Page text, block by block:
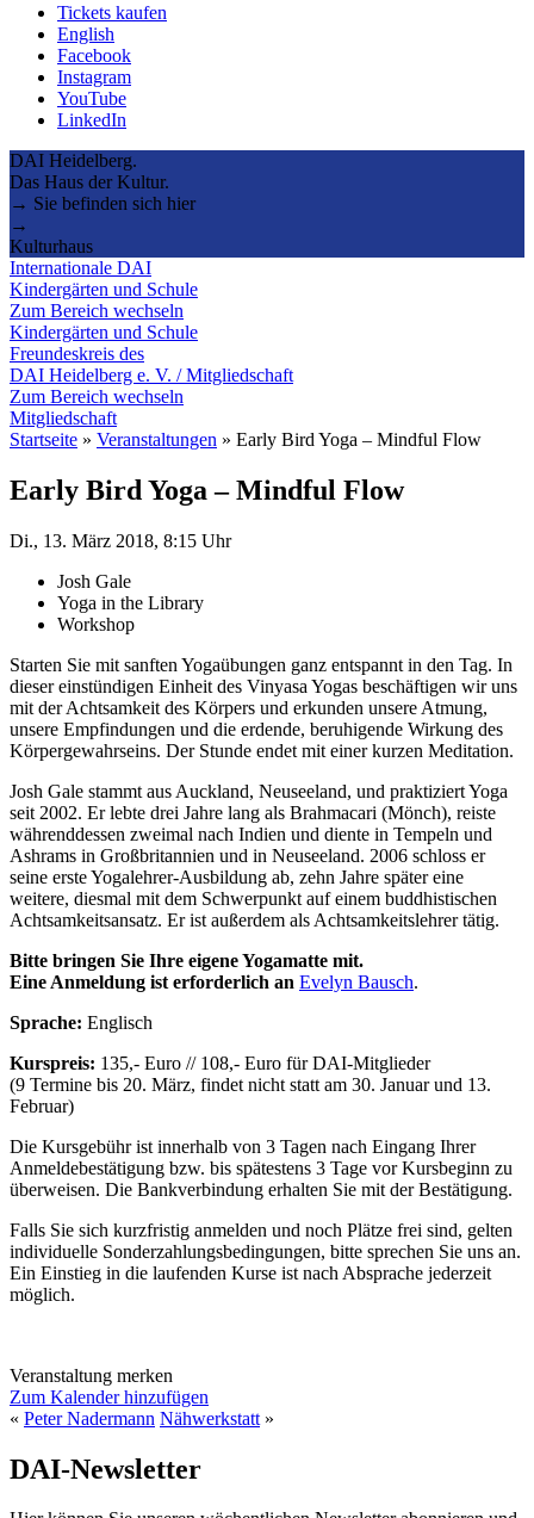
Tickets kaufen
English
Facebook
Instagram
YouTube
LinkedIn
DAI Heidelberg.
Das Haus der Kultur.
→ Sie befinden sich hier
→
Kulturhaus
Internationale DAI
Kindergärten und Schule
Zum Bereich wechseln
Kindergärten und Schule
Freundeskreis des
DAI Heidelberg e. V. / Mitgliedschaft
Zum Bereich wechseln
Mitgliedschaft
Startseite » Veranstaltungen » Early Bird Yoga – Mindful Flow
Early Bird Yoga – Mindful Flow
Di., 13. März 2018, 8:15 Uhr
Josh Gale
Yoga in the Library
Workshop
Starten Sie mit sanften Yogaübungen ganz entspannt in den Tag. In
dieser einstündigen Einheit des Vinyasa Yogas beschäftigen wir uns
mit der Achtsamkeit des Körpers und erkunden unsere Atmung,
unsere Empfindungen und die erdende, beruhigende Wirkung des
Körpergewahrseins. Der Stunde endet mit einer kurzen Meditation.
Josh Gale stammt aus Auckland, Neuseeland, und praktiziert Yoga
seit 2002. Er lebte drei Jahre lang als Brahmacari (Mönch), reiste
währenddessen zweimal nach Indien und diente in Tempeln und
Ashrams in Großbritannien und in Neuseeland. 2006 schloss er
seine erste Yogalehrer-Ausbildung ab, zehn Jahre später eine
weitere, diesmal mit dem Schwerpunkt auf einem buddhistischen
Achtsamkeitsansatz. Er ist außerdem als Achtsamkeitslehrer tätig.
Bitte bringen Sie Ihre eigene Yogamatte mit.
Eine Anmeldung ist erforderlich an Evelyn Bausch.
Sprache: Englisch
Kurspreis: 135,- Euro // 108,- Euro für DAI-Mitglieder
(9 Termine bis 20. März, findet nicht statt am 30. Januar und 13.
Februar)
Die Kursgebühr ist innerhalb von 3 Tagen nach Eingang Ihrer
Anmeldebestätigung bzw. bis spätestens 3 Tage vor Kursbeginn zu
überweisen. Die Bankverbindung erhalten Sie mit der Bestätigung.
Falls Sie sich kurzfristig anmelden und noch Plätze frei sind, gelten
individuelle Sonderzahlungsbedingungen, bitte sprechen Sie uns an.
Ein Einstieg in die laufenden Kurse ist nach Absprache jederzeit
möglich.
Veranstaltung merken
Zum Kalender hinzufügen
« Peter Nadermann Nähwerkstatt »
DAI-Newsletter